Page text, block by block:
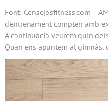
Font: Consejosfitness.com –
d’entrenament compten amb
A continuació veurem quin
Quan ens apuntem al gimnàs,